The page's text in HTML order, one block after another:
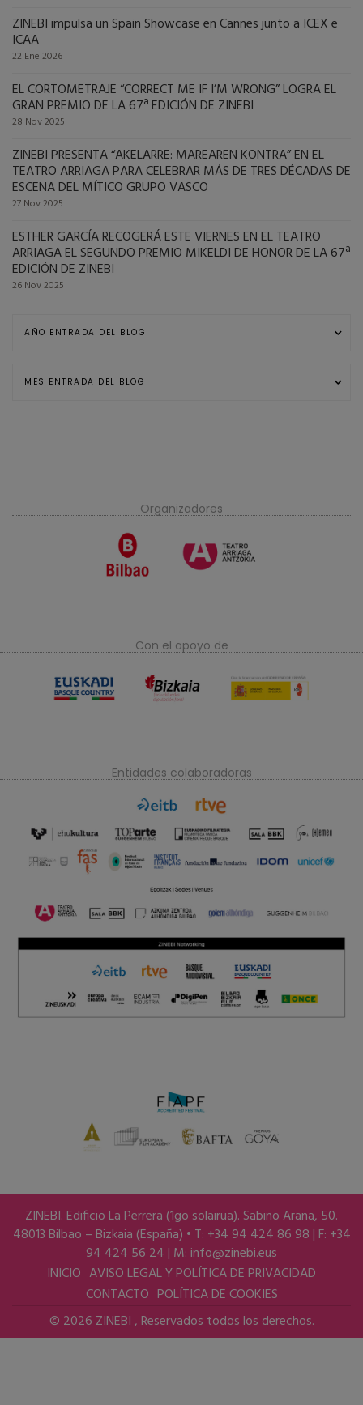
ZINEBI impulsa un Spain Showcase en Cannes junto a ICEX e
ICAA
22 Ene 2026
EL CORTOMETRAJE “CORRECT ME IF I’M WRONG” LOGRA EL
GRAN PREMIO DE LA 67ª EDICIÓN DE ZINEBI
28 Nov 2025
ZINEBI PRESENTA “AKELARRE: MAREAREN KONTRA” EN EL
TEATRO ARRIAGA PARA CELEBRAR MÁS DE TRES DÉCADAS DE
ESCENA DEL MÍTICO GRUPO VASCO
27 Nov 2025
ESTHER GARCÍA RECOGERÁ ESTE VIERNES EN EL TEATRO
ARRIAGA EL SEGUNDO PREMIO MIKELDI DE HONOR DE LA 67ª
EDICIÓN DE ZINEBI
26 Nov 2025
Organizadores
Con el apoyo de
Entidades colaboradoras
ZINEBI. Edificio La Perrera (1go solairua). Sabino Arana, 50.
48013 Bilbao – Bizkaia (España) • T: +34 94 424 86 98 | F: +34
94 424 56 24 | M:info@zinebi.eus
INICIO AVISO LEGAL Y POLÍTICA DE PRIVACIDAD
CONTACTO POLÍTICA DE COOKIES
© 2026 ZINEBI , Reservados todos los derechos.